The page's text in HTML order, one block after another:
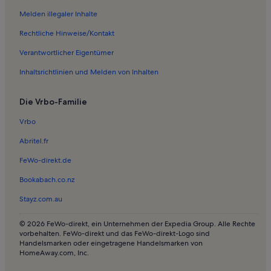
Ferienwohnungen in S'Horta
Ferienwohnungen in Cala Estreta
Ferienwohnungen in Strand Cala Mondrago
Ferienwohnungen in Burgit-Bucht
Ferienwohnungen in Cala Mitjana
Ferienwohnungen in Bucht von Palma
Häuser in Cala Santanyí
Villen in Cala Santanyí
Ferienwohnungen und Apartments in Cala Santanyí
Häuser in Felanitx
Villen in Felanitx
Ferienwohnungen und Apartments in Felanitx
Hotels in s'Almunia
Melden illegaler Inhalte
Rechtliche Hinweise/Kontakt
Verantwortlicher Eigentümer
Inhaltsrichtlinien und Melden von Inhalten
Die Vrbo-Familie
Vrbo
Abritel.fr
FeWo-direkt.de
Bookabach.co.nz
Stayz.com.au
© 2026 FeWo-direkt, ein Unternehmen der Expedia Group. Alle Rechte
vorbehalten. FeWo-direkt und das FeWo-direkt-Logo sind
Handelsmarken oder eingetragene Handelsmarken von
HomeAway.com, Inc.